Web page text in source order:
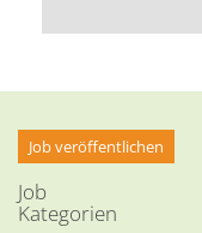
Job veröffentlichen
Job
Kategorien